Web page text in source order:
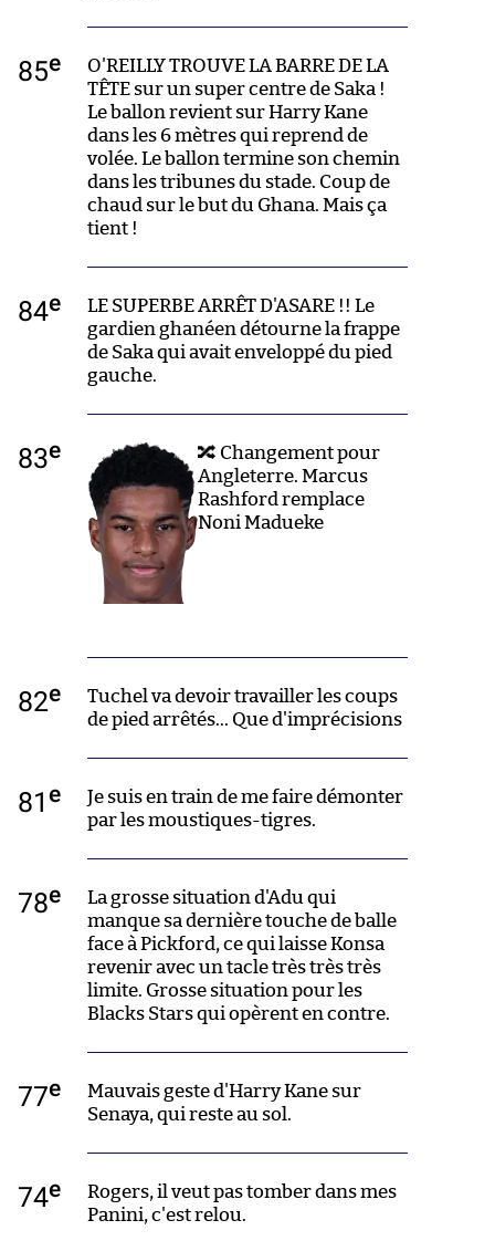
85e
O'REILLY TROUVE LA BARRE DE LA
TÊTE sur un super centre de Saka !
Le ballon revient sur Harry Kane
dans les 6 mètres qui reprend de
volée. Le ballon termine son chemin
dans les tribunes du stade. Coup de
chaud sur le but du Ghana. Mais ça
tient !
84e
LE SUPERBE ARRÊT D'ASARE !! Le
gardien ghanéen détourne la frappe
de Saka qui avait enveloppé du pied
gauche.
83e
🔀 Changement pour
Angleterre. Marcus
Rashford remplace
Noni Madueke
82e
Tuchel va devoir travailler les coups
de pied arrêtés... Que d'imprécisions
81 e
Je suis en train de me faire démonter
par les moustiques-tigres.
78e
La grosse situation d'Adu qui
manque sa dernière touche de balle
face à Pickford, ce qui laisse Konsa
revenir avec un tacle très très très
limite. Grosse situation pour les
Blacks Stars qui opèrent en contre.
77e
Mauvais geste d'Harry Kane sur
Senaya, qui reste au sol.
74e
Rogers, il veut pas tomber dans mes
Panini, c'est relou.